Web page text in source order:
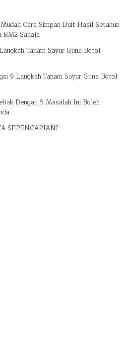
Cara Simpan Duit Hasil Setahun
RM2 Sahaja
Tanam Sayur Guna Botol
9 Langkah Tanam Sayur Guna Botol
Dengan 5 Masalah Ini Boleh
SEPENCARIAN?